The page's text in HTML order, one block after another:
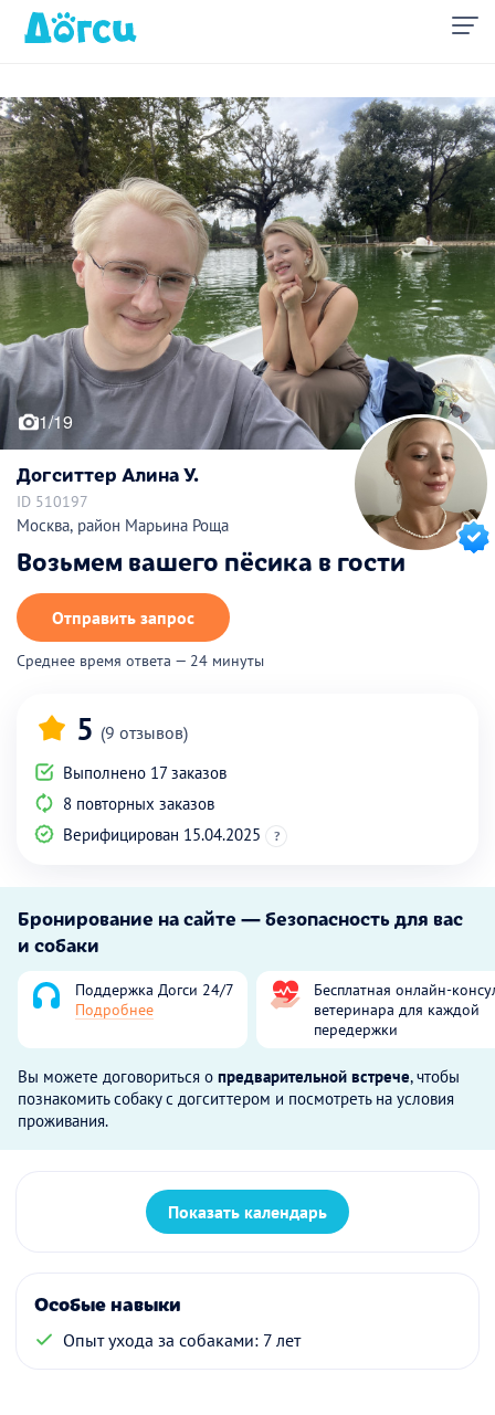
1/19
Догситтер Алина У.
ID 510197
Москва, район Марьина Роща
Возьмем вашего пёсика в гости
Отправить запрос
Среднее время ответа — 24 минуты
5 (9 отзывов)
Выполнено 17 заказов
8 повторных заказов
Верифицирован 15.04.2025
?
Бронирование на сайте — безопасность для вас
и собаки
Поддержка Догси 24/7
Подробнее
Бесплатная онлайн-
ветеринара для каждой
передержки
Вы можете договориться о предварительной встрече, чтобы
познакомить собаку с догситтером и посмотреть на условия
проживания.
Показать календарь
Особые навыки
Опыт ухода за собаками: 7 лет